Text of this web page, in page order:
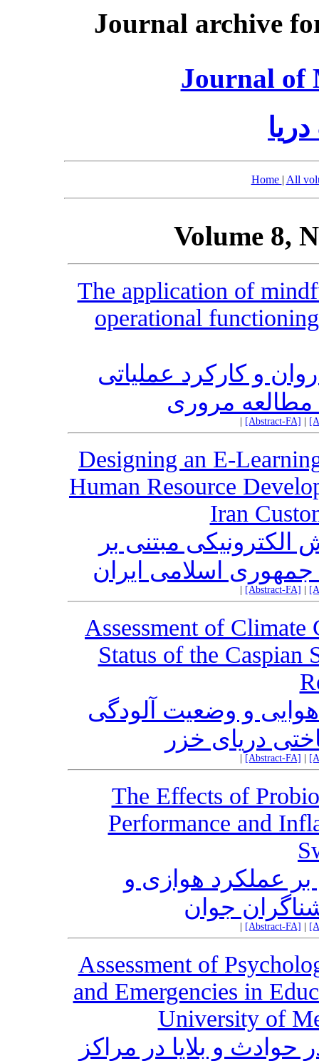
Journal archive
Journal of
Home | All
Volume 8,
The application of
operational
و کارکرد عملیاتی
مطالعه مروری
[Abstract-FA]
Designing an E-
Human Resource
Iran
مبتنی بر
اسلامی ایران
[Abstract-FA]
Assessment of Climate
Status of the Caspian
هوایی و وضعیت آلودگی‌
دریای خزر
[Abstract-FA]
The Effects of
Performance and
بر عملکرد هوازی و
جوان
[Abstract-FA]
Assessment of
and Emergencies in
University of
و بلایا در مراکز